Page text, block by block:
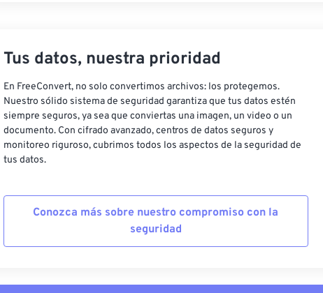
Tus datos, nuestra prioridad
En FreeConvert, no solo convertimos archivos: los protegemos.
Nuestro sólido sistema de seguridad garantiza que tus datos estén
siempre seguros, ya sea que conviertas una imagen, un video o un
documento. Con cifrado avanzado, centros de datos seguros y
monitoreo riguroso, cubrimos todos los aspectos de la seguridad de
tus datos.
Conozca más sobre nuestro compromiso con la
seguridad